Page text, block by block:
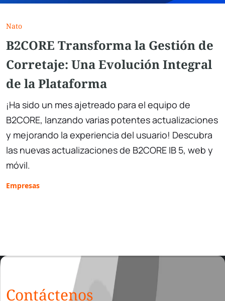
Nato
B2CORE Transforma la Gestión de
Corretaje: Una Evolución Integral
de la Plataforma
¡Ha sido un mes ajetreado para el equipo de
B2CORE, lanzando varias potentes actualizaciones
y mejorando la experiencia del usuario! Descubra
las nuevas actualizaciones de B2CORE IB 5, web y
móvil.
Empresas
Contáctenos